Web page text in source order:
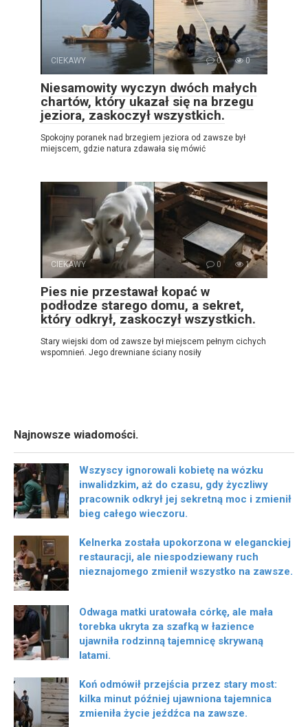
CIEKAWY 0 0
Niesamowity wyczyn dwóch małych
chartów, który ukazał się na brzegu
jeziora, zaskoczył wszystkich.
Spokojny poranek nad brzegiem jeziora od zawsze był
miejscem, gdzie natura zdawała się mówić
CIEKAWY 0 1
Pies nie przestawał kopać w
podłodze starego domu, a sekret,
który odkrył, zaskoczył wszystkich.
Stary wiejski dom od zawsze był miejscem pełnym cichych
wspomnień. Jego drewniane ściany nosiły
Najnowsze wiadomości.
Wszyscy ignorowali kobietę na wózku
inwalidzkim, aż do czasu, gdy życzliwy
pracownik odkrył jej sekretną moc i zmienił
bieg całego wieczoru.
Kelnerka została upokorzona w eleganckiej
restauracji, ale niespodziewany ruch
nieznajomego zmienił wszystko na zawsze.
Odwaga matki uratowała córkę, ale mała
torebka ukryta za szafką w łazience
ujawniła rodzinną tajemnicę skrywaną
latami.
Koń odmówił przejścia przez stary most:
kilka minut później ujawniona tajemnica
zmieniła życie jeźdźca na zawsze.